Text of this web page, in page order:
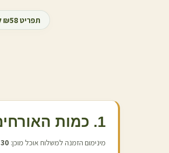
תפריט ₪58 לתושבי
1. כמות האורחים שלכם
מינימום הזמנה למשלוח אוכל מוכן: 30